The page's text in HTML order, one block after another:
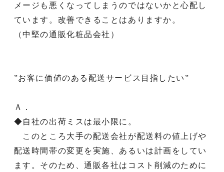
メージも悪くなってしまうのではないかと心配し
ています。改善できることはありますか。
（中堅の通販化粧品会社）
”お客に価値のある配送サービス目指したい”
Ａ．
◆自社の出荷ミスは最小限に。
このところ大手の配送会社が配送料の値上げや
配送時間帯の変更を実施、あるいは計画をしてい
ます。そのため、通販各社はコスト削減のために